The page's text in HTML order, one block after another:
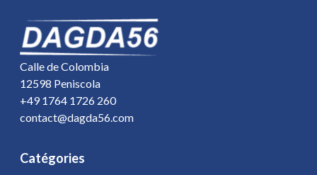
Calle de Colombia
12598 Peniscola
+49 1764 1726 260
contact@dagda56.com
Catégories